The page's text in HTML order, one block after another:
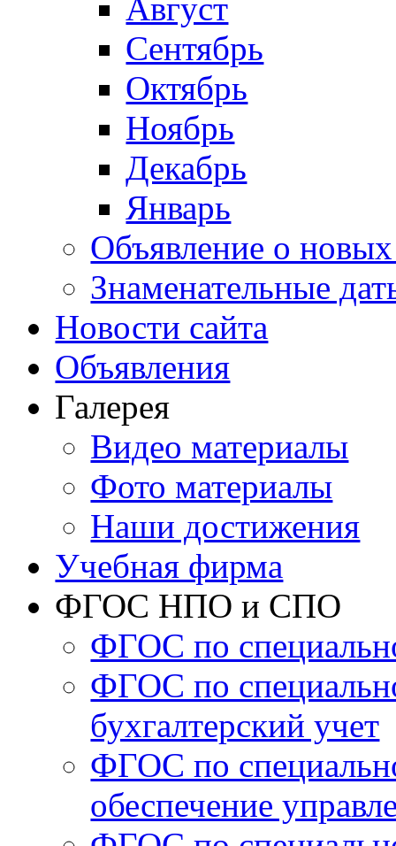
Август
Сентябрь
Октябрь
Ноябрь
Декабрь
Январь
Объявление о
Знаменательные
Новости сайта
Объявления
Галерея
Видео материалы
Фото материалы
Наши достижения
Учебная фирма
ФГОС НПО и СПО
ФГОС по
ФГОС по
бухгалтерский учет
ФГОС по
обеспечение